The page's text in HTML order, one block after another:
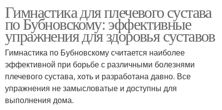
Гимнастика для плечевого сустава
по Бубновскому: эффективные
упражнения для здоровья суставов
Гимнастика по Бубновскому считается наиболее
эффективной при борьбе с различными болезнями
плечевого сустава, хоть и разработана давно. Все
упражнения не замысловатые и доступны для
выполнения дома.